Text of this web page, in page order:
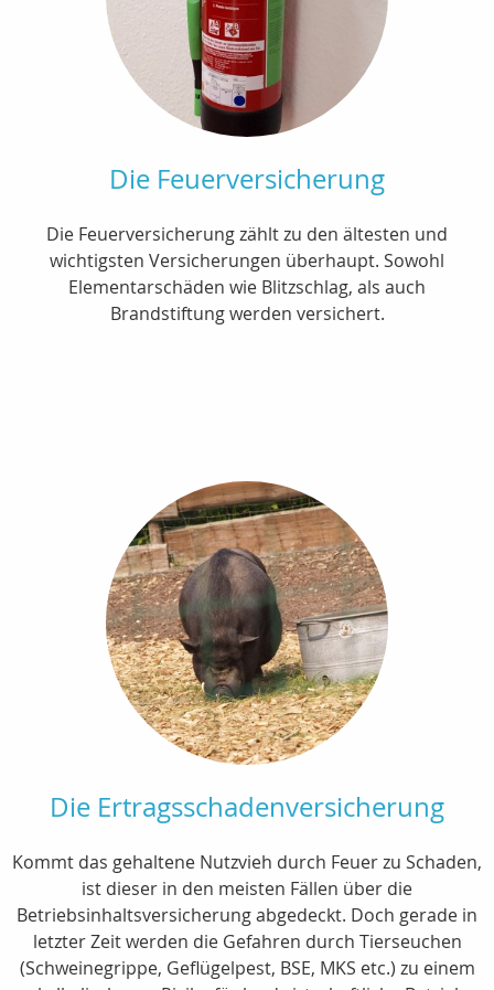
Die Feuerversicherung
Die Feuerversicherung zählt zu den ältesten und
wichtigsten Versicherungen überhaupt. Sowohl
Elementarschäden wie Blitzschlag, als auch
Brandstiftung werden versichert.
Die Ertragsschadenversicherung
Kommt das gehaltene Nutzvieh durch Feuer zu Schaden,
ist dieser in den meisten Fällen über die
Betriebsinhaltsversicherung abgedeckt. Doch gerade in
letzter Zeit werden die Gefahren durch Tierseuchen
(Schweinegrippe, Geflügelpest, BSE, MKS etc.) zu einem